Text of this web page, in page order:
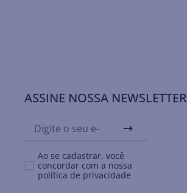
ASSINE NOSSA NEWSLETTER
Ao se cadastrar, você
concordar com a nossa
política de privacidade